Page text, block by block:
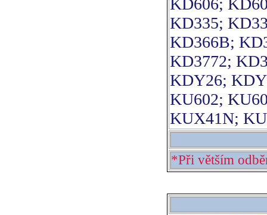
KD606;
KD335;
KD366B;
KD3772;
KDY26;
KU602;
KUX41N;
*Při větším